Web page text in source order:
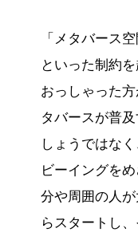
「メタバース
といった制約
おっしゃった
タバースが普
しょうではな
ビーイングを
分や周囲の人
らスタートし